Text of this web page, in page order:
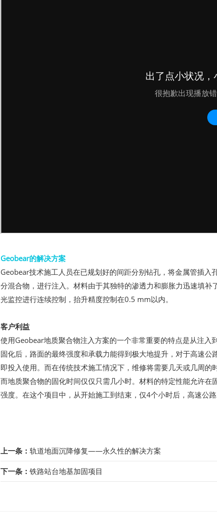
Geobear的解决方案
Geobear技术施工人员在已规划好的间距分别钻孔，将金属管插
分混合物，进行注入。材料由于其独特的渗透力和膨胀力迅速填
光监控进行连续控制，抬升精度控制在0.5 mm以内。
客户利益
使用Geobear地质聚合物注入方案的一个非常重要的特点是从注入
固化后，路面的最终强度和承载力能得到极大地提升，对于高速公
即投入使用。而在传统技术施工情况下，维修将需要几天或几周的时
而地质聚合物的固化时间仅仅只需几小时。材料的特定性能允许在
强度。在这个项目中，从开始施工到结束，仅4个小时后，高速公路
上一条： 轨道地面沉降修复——永久性的解决方案
下一条： 铁路站台地基加固项目